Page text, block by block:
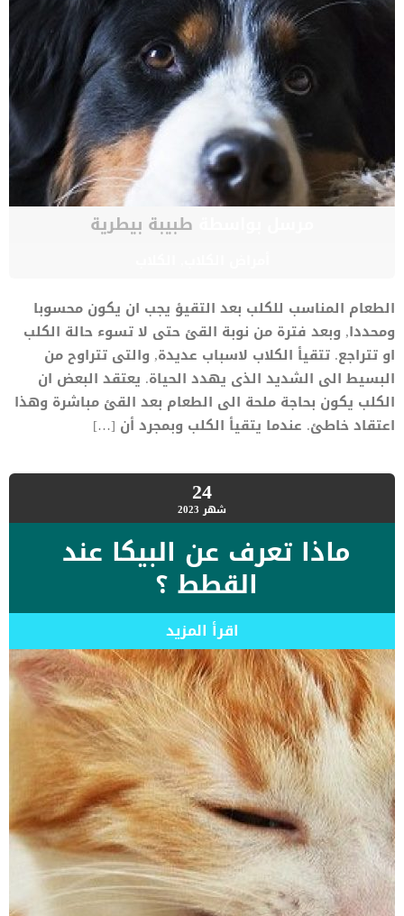
طبيبة بيطرية
الطعام المناسب للكلب بعد التقيؤ يجب ان يكون محسوبا
ومحددا, وبعد فترة من نوبة القئ حتى لا تسوء حالة الكلب
او تتراجع. تتقيأ الكلاب لاسباب عديدة, والتى تتراوح من
البسيط الى الشديد الذى يهدد الحياة. يعتقد البعض ان
الكلب يكون بحاجة ملحة الى الطعام بعد القئ مباشرة وهذا
اعتقاد خاطئ. عندما يتقيأ الكلب وبمجرد أن […]
24شهر 2023
ماذا تعرف عن البيكا عند
القطط ؟
اقرأ المزيد